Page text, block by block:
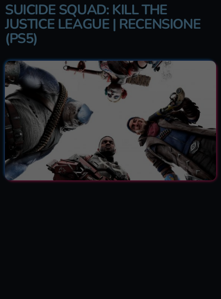
SUICIDE SQUAD: KILL THE
JUSTICE LEAGUE | RECENSIONE
(PS5)